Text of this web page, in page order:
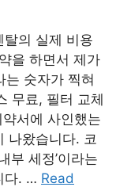
의 실제 비용
을 하면서 제가
숫자가 찍혀
무료, 필터 교체
서에 사인했는
나왔습니다. 코
부 세정’이라는
다. … Read